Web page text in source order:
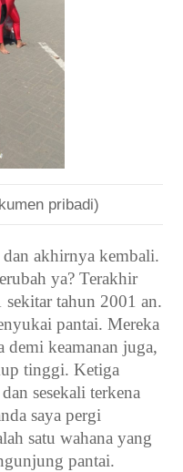
pribadi)
akhirnya kembali.
ya? Terakhir
sekitar tahun 2001 an.
pantai. Mereka
demi keamanan juga,
tinggi. Ketiga
sesekali terkena
saya pergi
satu wahana yang
pantai.